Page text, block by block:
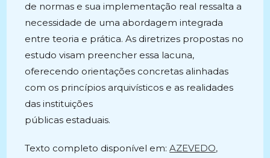
de normas e sua implementação real ressalta a
necessidade de uma abordagem integrada
entre teoria e prática. As diretrizes propostas no
estudo visam preencher essa lacuna,
oferecendo orientações concretas alinhadas
com os princípios arquivísticos e as realidades
das instituições
públicas estaduais.
Texto completo disponível em:AZEVEDO,